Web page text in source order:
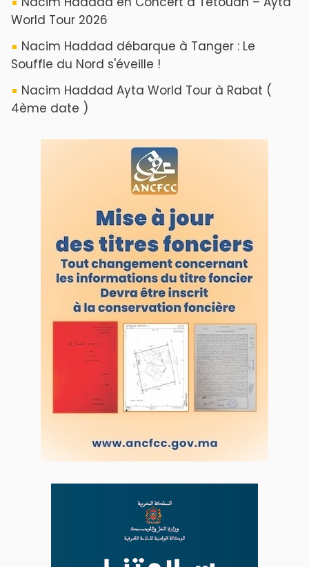
ABOUT US
A propos de L'ODJ
VOS CONTRIBUTIONS
Proposer votre article
LODJ VIDÉO
L'ODJ LIVE TV
LODJ AUDIO
WEB RADIO R212
Copyright © 2022 Groupe de presse Arrissala
Ce site utilise Google Analytics. En continuant à naviguer, vous nous
autorisez à déposer un cookie à des fins de mesure d'audience